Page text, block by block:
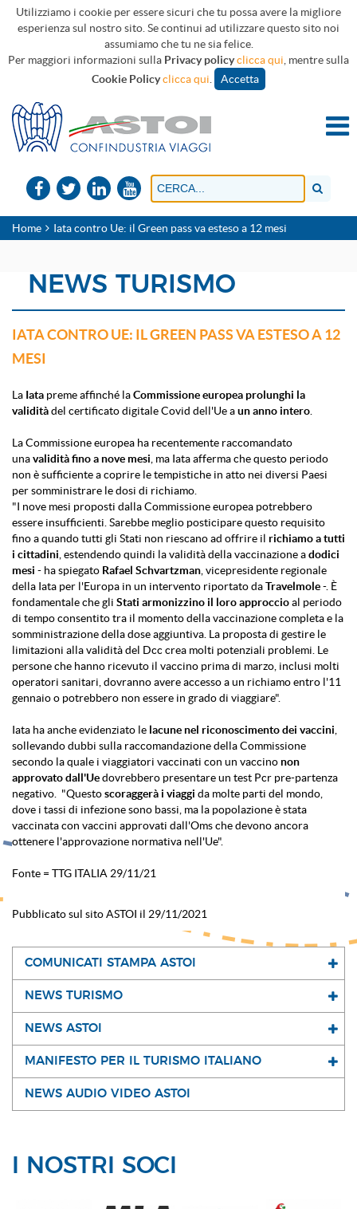
Utilizziamo i cookie per essere sicuri che tu possa avere la migliore
esperienza sul nostro sito. Se continui ad utilizzare questo sito noi
assumiamo che tu ne sia felice.
Per maggiori informazioni sulla Privacy policyclicca qui , mentre sulla
Cookie Policyclicca qui Accetta
Home Iata contro Ue: il Green pass va esteso a 12 mesi
NEWS TURISMO
IATA CONTRO UE: IL GREEN PASS VA ESTESO A 12
MESI
La Iata preme affinché laCommissione europea prolunghi la
validitàdel certificato digitale Covid dell'Ue aun anno intero
La Commissione europea ha recentemente raccomandato
unavalidità fino a nove mesi , ma Iata afferma che questo periodo
non è sufficiente a coprire le tempistiche in atto nei diversi Paesi
per somministrare le dosi di richiamo.
"I nove mesi proposti dalla Commissione europea potrebbero
essere insufficienti. Sarebbe meglio posticipare questo requisito
fino a quando tutti gli Stati non riescano ad offrire il richiamo a tutti
i cittadini , estendendo quindi la validità della vaccinazione adodici
mesi - ha spiegato Rafael Schvartzman , vicepresidente regionale
della Iata per l'Europa in un intervento riportato daTravelmole-. È
fondamentale che gli Stati armonizzino il loro approccioal periodo
di tempo consentito tra il momento della vaccinazione completa e la
somministrazione della dose aggiuntiva. La proposta di gestire le
limitazioni alla validità del Dcc crea molti potenziali problemi. Le
persone che hanno ricevuto il vaccino prima di marzo, inclusi molti
operatori sanitari, dovranno avere accesso a un richiamo entro l'11
gennaio o potrebbero non essere in grado di viaggiare".
Iata ha anche evidenziato le lacune nel riconoscimento dei vaccini
sollevando dubbi sulla raccomandazione della Commissione
secondo la quale i viaggiatori vaccinati con un vaccino non
approvato dall'Uedovrebbero presentare un test Pcr pre-partenza
negativo. "Questoscoraggerà i viaggi da molte parti del mondo,
dove i tassi di infezione sono bassi, ma la popolazione è stata
vaccinata con vaccini approvati dall'Oms che devono ancora
ottenere l'approvazione normativa nell'Ue".
Fonte = TTG ITALIA 29/11/21
Pubblicato sul sito ASTOI il 29/11/2021
COMUNICATI STAMPA ASTOI
NEWS TURISMO
NEWS ASTOI
MANIFESTO PER IL TURISMO ITALIANO
NEWS AUDIO VIDEO ASTOI
I NOSTRI SOCI